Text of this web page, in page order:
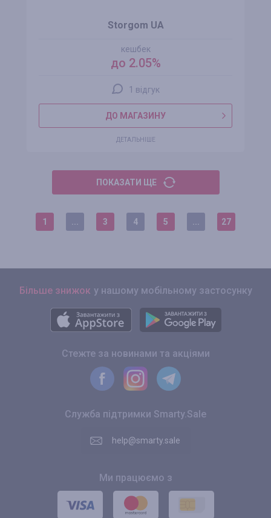
Storgom UA
кешбек
до 2.05%
1 відгук
ДО МАГАЗИНУ
ДЕТАЛЬНІШЕ
ПОКАЗАТИ ЩЕ
1 3 4 5 27
Більше знижок у нашому мобільному застосунку
Стежте за новинами та акціями
Служба підтримки Smarty.Sale
help@smarty.sale
Ми працюємо з